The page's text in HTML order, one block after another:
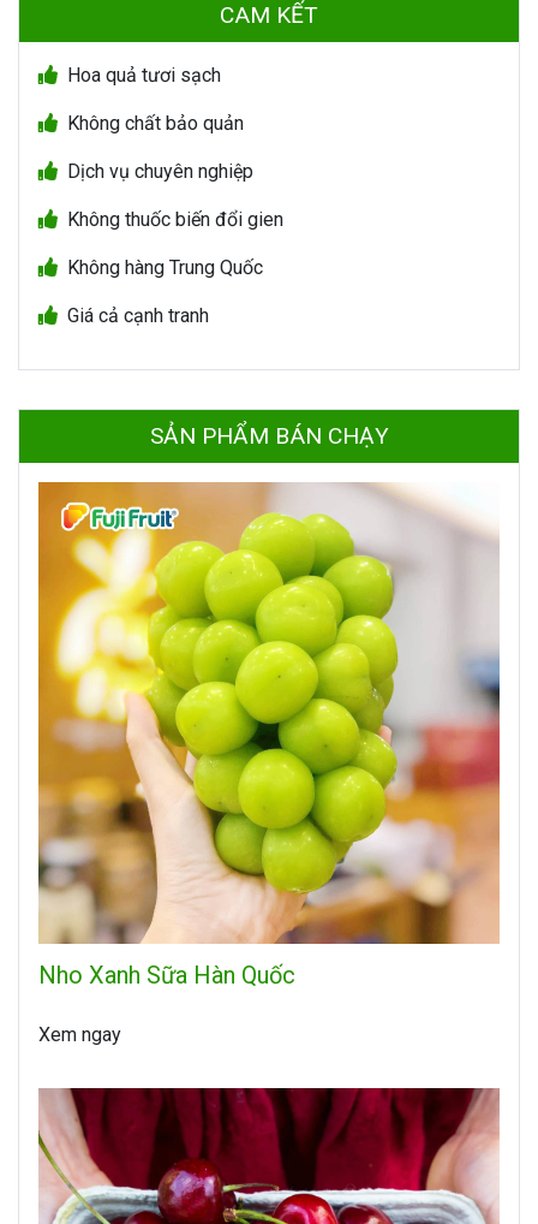
CAM KẾT
Hoa quả tươi sạch
Không chất bảo quản
Dịch vụ chuyên nghiệp
Không thuốc biến đổi gien
Không hàng Trung Quốc
Giá cả cạnh tranh
SẢN PHẨM BÁN CHẠY
Nho Xanh Sữa Hàn Quốc
Xem ngay